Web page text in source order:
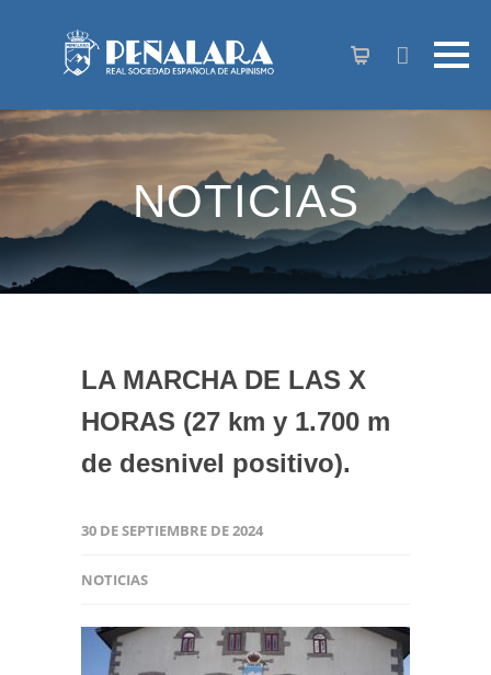
NOTICIAS
LA MARCHA DE LAS X
HORAS (27 km y 1.700 m
de desnivel positivo).
30 DE SEPTIEMBRE DE 2024
NOTICIAS